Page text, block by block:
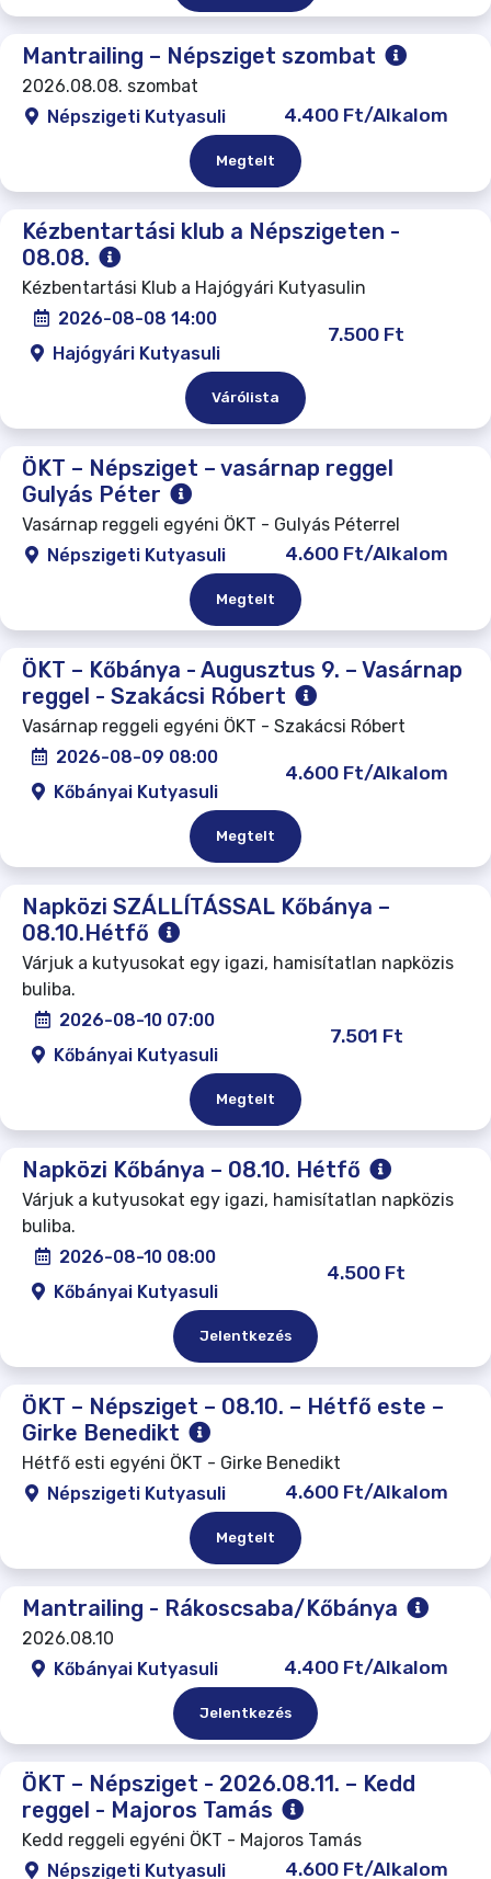
Mantrailing – Népsziget szombat
2026.08.08. szombat
Népszigeti Kutyasuli
4.400 Ft/Alkalom
Megtelt
Kézbentartási klub a Népszigeten -
08.08.
Kézbentartási Klub a Hajógyári Kutyasulin
2026-08-08 14:00
Hajógyári Kutyasuli
7.500 Ft
Várólista
ÖKT – Népsziget – vasárnap reggel
Gulyás Péter
Vasárnap reggeli egyéni ÖKT - Gulyás Péterrel
Népszigeti Kutyasuli
4.600 Ft/Alkalom
Megtelt
ÖKT – Kőbánya - Augusztus 9. – Vasárnap
reggel - Szakácsi Róbert
Vasárnap reggeli egyéni ÖKT - Szakácsi Róbert
2026-08-09 08:00
Kőbányai Kutyasuli
4.600 Ft/Alkalom
Megtelt
Napközi SZÁLLÍTÁSSAL Kőbánya –
08.10.Hétfő
Várjuk a kutyusokat egy igazi, hamisítatlan napközis
buliba.
2026-08-10 07:00
Kőbányai Kutyasuli
7.501 Ft
Megtelt
Napközi Kőbánya – 08.10. Hétfő
Várjuk a kutyusokat egy igazi, hamisítatlan napközis
buliba.
2026-08-10 08:00
Kőbányai Kutyasuli
4.500 Ft
Jelentkezés
ÖKT – Népsziget – 08.10. – Hétfő este –
Girke Benedikt
Hétfő esti egyéni ÖKT - Girke Benedikt
Népszigeti Kutyasuli
4.600 Ft/Alkalom
Megtelt
Mantrailing - Rákoscsaba/Kőbánya
2026.08.10
Kőbányai Kutyasuli
4.400 Ft/Alkalom
Jelentkezés
ÖKT – Népsziget - 2026.08.11. – Kedd
reggel - Majoros Tamás
Kedd reggeli egyéni ÖKT - Majoros Tamás
Népszigeti Kutyasuli
4.600 Ft/Alkalom